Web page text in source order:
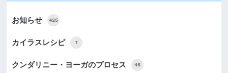
お知らせ 425
カイラスレシピ 1
クンダリニー・ヨーガのプロセス 45